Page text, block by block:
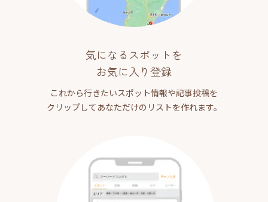
気になるスポットを
お気に入り登録
これから行きたいスポット情報や記事投稿を
クリップしてあなただけのリストを作れます。